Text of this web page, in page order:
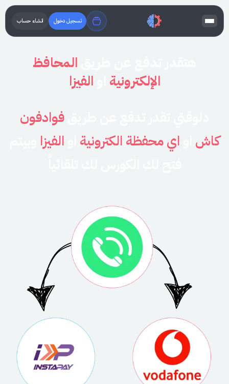
تسجيل دخول انشاء حساب
المحافظ
الإلكترونية
الفيزا
فوادفون
كاش
اي محفظة الكترونية الفيزا